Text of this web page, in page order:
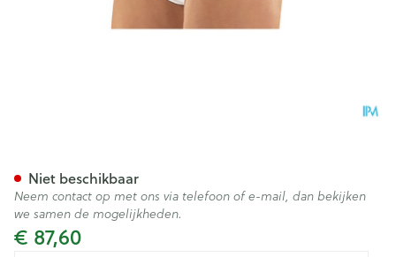
€ 87,60
Niet beschikbaar
Neem contact op met ons via telefoon of e-mail, dan bekijken
we samen de mogelijkheden.